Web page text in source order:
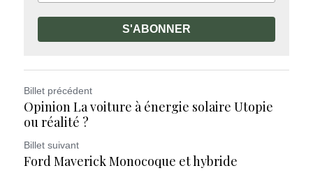
S'ABONNER
Billet précédent
Opinion La voiture à énergie solaire Utopie
ou réalité ?
Billet suivant
Ford Maverick Monocoque et hybride